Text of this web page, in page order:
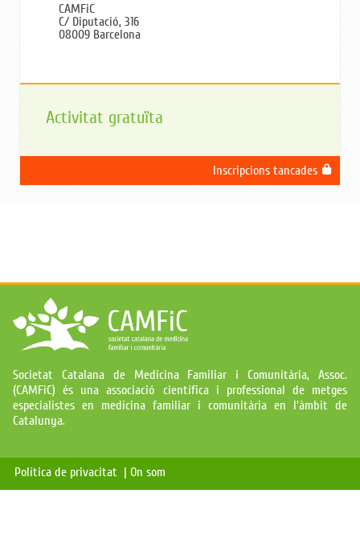
CAMFiC
C/ Diputació, 316
08009 Barcelona
Activitat gratuïta
Inscripcions tancades
Societat Catalana de Medicina Familiar i Comunitària, Assoc.
(CAMFiC) és una associació científica i professional de metges
especialistes en medicina familiar i comunitària en l'àmbit de
Catalunya.
Política de privacitat | On som